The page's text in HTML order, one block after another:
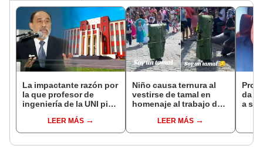
La impactante razón por
la que profesor de
ingeniería de la UNI pide
en colegios de Perú
LEER MÁS
Niño causa ternura al
vestirse de tamal en
homenaje al trabajo de
disfraz"LEER MÁS
da
a